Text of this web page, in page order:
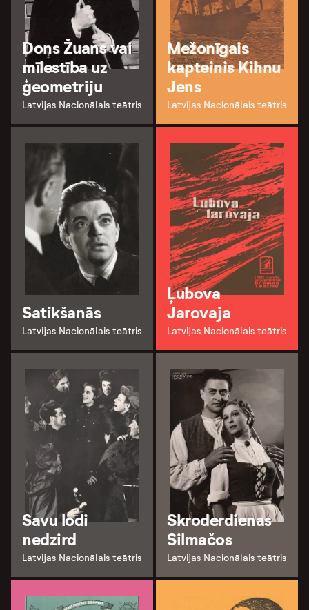
Dons Žuans vai
mīlestība uz
ģeometriju
Latvijas Nacionālais teātris
Mežonīgais
kapteinis Kihnu
Jens
Latvijas Nacionālais teātris
Satikšanās
Latvijas Nacionālais teātris
Ļubova
Jarovaja
Latvijas Nacionālais teātris
Savu lodi
nedzird
Latvijas Nacionālais teātris
Skroderdienas
Silmačos
Latvijas Nacionālais teātris